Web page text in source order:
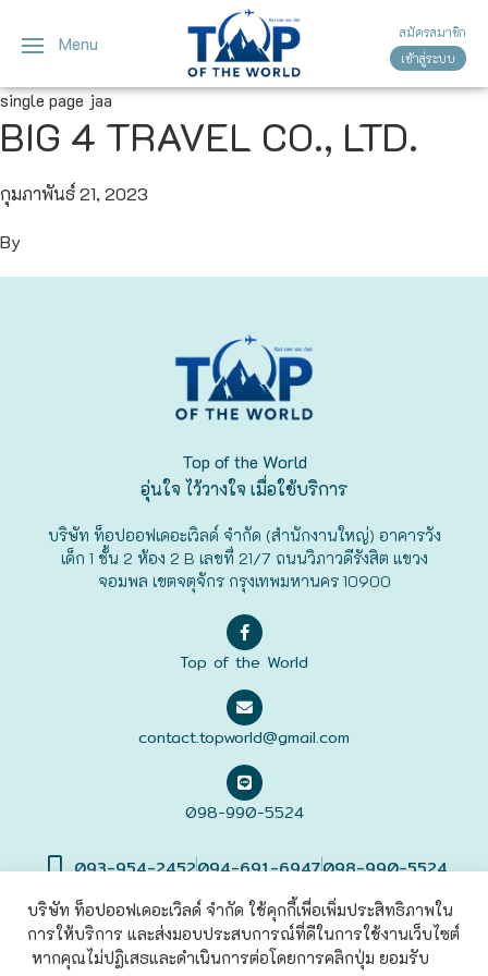
Menu
สมัครสมาชิก
เข้าสู่ระบบ
single page jaa
BIG 4 TRAVEL CO., LTD.
กุมภาพันธ์ 21, 2023
By
Top of the World
อุ่นใจ ไว้วางใจ เมื่อใช้บริการ
บริษัท ท็อปออฟเดอะเวิลด์ จำกัด (สำนักงานใหญ่) อาคารวัง
เด็ก 1 ชั้น 2 ห้อง 2 B เลขที่ 21/7 ถนนวิภาวดีรังสิต แขวง
จอมพล เขตจตุจักร กรุงเทพมหานคร 10900
Top of the World
contact.topworld@gmail.com
098-990-5524
093-954-2452094-691-6947098-990-5524
©2022 Top of The World Co., Ltd. All rights Reserved. | เข้าสู่
บริษัท ท็อปออฟเดอะเวิลด์ จำกัด ใช้คุกกี้เพื่อเพิ่มประสิทธิภาพใน
การให้บริการ และส่งมอบประสบการณ์ที่ดีในการใช้งานเว็บไซต์
หากคุณไม่ปฏิเสธและดำเนินการต่อโดยการคลิกปุ่ม ยอมรับ
ญี่ปุ่นทัวร์ญี่ปุ่น
โตเกียว
โอซาก้า
ฟุกุโอะกะ
ฟูระโนะ
เวียดนาม
ทัวร์เวียดนาม